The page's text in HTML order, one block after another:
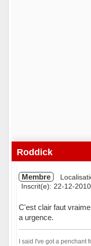
Roddick
Membre
Inscrit(e): 22-12-2010
C'est clair faut
a urgence.
I said I've got a